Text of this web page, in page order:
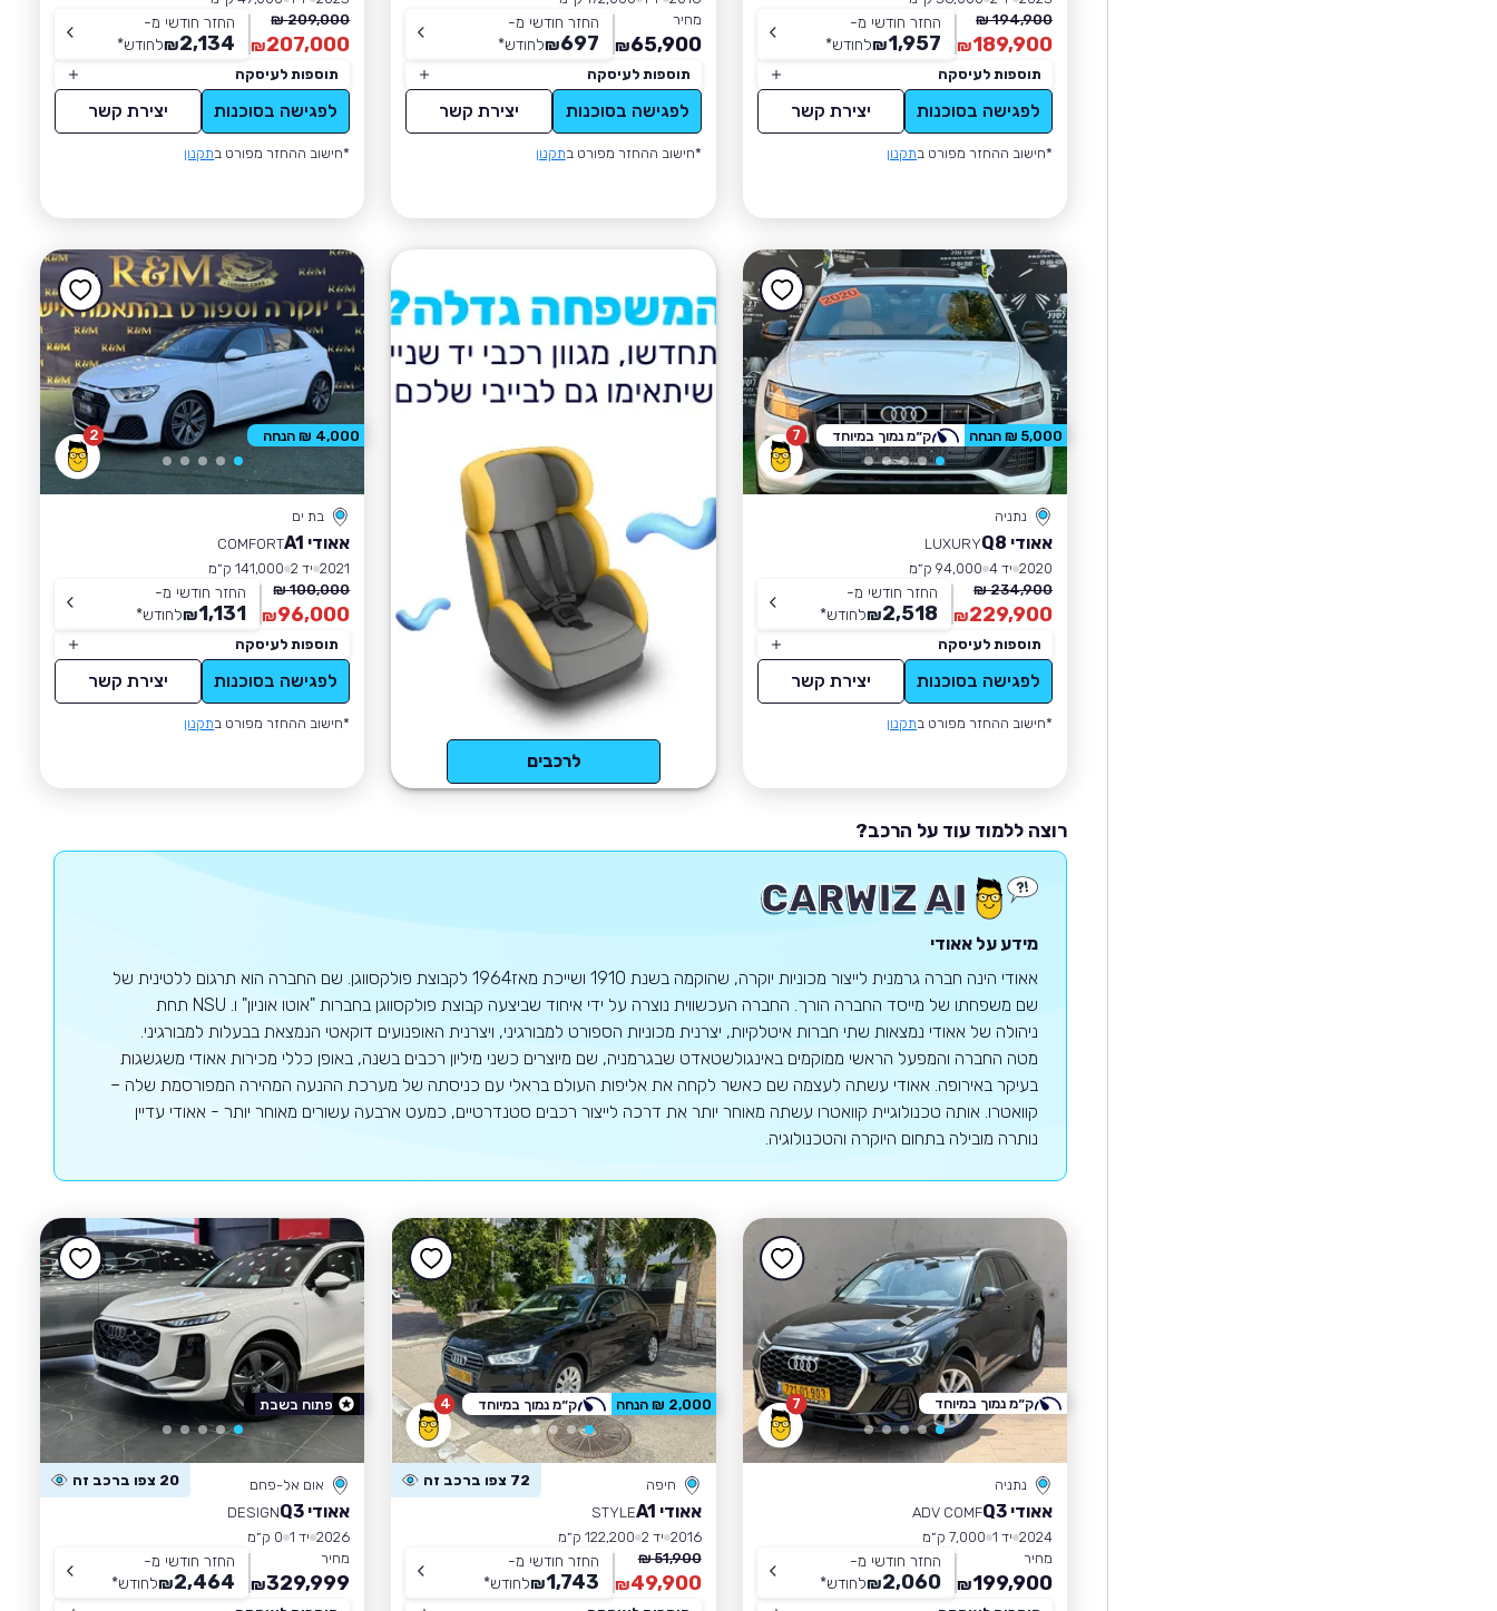
194,900 ₪
189,900
₪
החזר חודשי מ-
1,957
₪לחודש*
תוספות לעיסקה
לפגישה בסוכנות יצירת קשר
*חישוב ההחזר מפורט בתקנון
מחיר
65,900
₪
החזר חודשי מ-
697
₪לחודש*
תוספות לעיסקה
לפגישה בסוכנות יצירת קשר
*חישוב ההחזר מפורט בתקנון
209,000 ₪
207,000
₪
החזר חודשי מ-
2,134
₪לחודש*
תוספות לעיסקה
לפגישה בסוכנות יצירת קשר
*חישוב ההחזר מפורט בתקנון
7
נתניה
אאודי Q8
LUXURY
2020 יד 4
94,000 ק״מ
234,900 ₪
229,900
₪
החזר חודשי מ-
2,518
₪לחודש*
תוספות לעיסקה
לפגישה בסוכנות יצירת קשר
*חישוב ההחזר מפורט בתקנון
5,000 ₪ הנחה ק״מ נמוך במיוחד
לרכבים
2
בת ים
אאודי A1
COMFORT
2021 יד 2
141,000 ק״מ
100,000 ₪
96,000
₪
החזר חודשי מ-
1,131
₪לחודש*
תוספות לעיסקה
לפגישה בסוכנות יצירת קשר
*חישוב ההחזר מפורט בתקנון
4,000 ₪ הנחה
רוצה ללמוד עוד על הרכב?
מידע על אאודי
אאודי הינה חברה גרמנית לייצור מכוניות יוקרה, שהוקמה בשנת 1910 ושייכת מאז1964 לקבוצת פולקסווגן. שם החברה הוא תרגום ללטינית של
שם משפחתו של מייסד החברה הורך. החברה העכשווית נוצרה על ידי איחוד שביצעה קבוצת פולקסווגן בחברות "אוטו אוניון" ו. NSU תחת
ניהולה של אאודי נמצאות שתי חברות איטלקיות, יצרנית מכוניות הספורט למבורגיני, ויצרנית האופנועים דוקאטי הנמצאת בבעלות למבורגיני.
מטה החברה והמפעל הראשי ממוקמים באינגולשטאדט שבגרמניה, שם מיוצרים כשני מיליון רכבים בשנה, באופן כללי מכירות אאודי משגשגות
בעיקר באירופה. אאודי עשתה לעצמה שם כאשר לקחה את אליפות העולם בראלי עם כניסתה של מערכת ההנעה המהירה המפורסמת שלה –
קוואטרו. אותה טכנולוגיית קוואטרו עשתה מאוחר יותר את דרכה לייצור רכבים סטנדרטיים, כמעט ארבעה עשורים מאוחר יותר - אאודי עדיין
נותרה מובילה בתחום היוקרה והטכנולוגיה.
7
נתניה
אאודי Q3
ADV COMF
2024 יד 1
7,000 ק״מ
מחיר
199,900
₪
החזר חודשי מ-
2,060
₪לחודש*
ק״מ נמוך במיוחד 4
חיפה 72 צפו ברכב זה
אאודי A1
STYLE
2016 יד 2
122,200 ק״מ
51,900 ₪
49,900
₪
החזר חודשי מ-
1,743
₪לחודש*
2,000 ₪ הנחה ק״מ נמוך במיוחד
אום אל-פחם 20 צפו ברכב זה
אאודי Q3
DESIGN
2026 יד 1
0 ק״מ
מחיר
329,999
₪
החזר חודשי מ-
2,464
₪לחודש*
פתוח בשבת